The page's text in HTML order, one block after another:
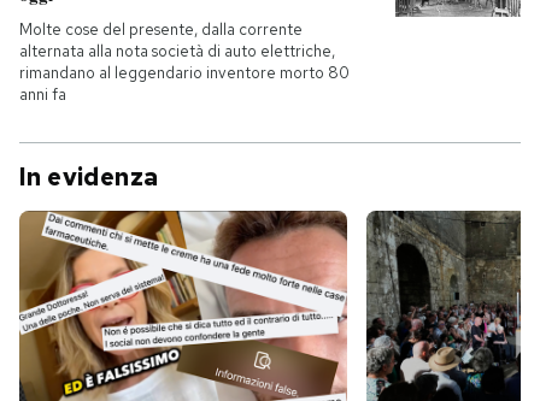
Molte cose del presente, dalla corrente
alternata alla nota società di auto elettriche,
rimandano al leggendario inventore morto 80
anni fa
In evidenza